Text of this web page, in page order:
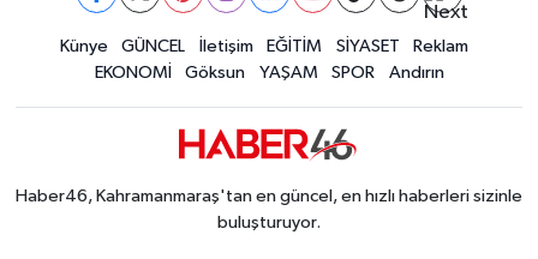
Kahramanmaraş'ta Tarım İçin Su Seferberliği
20:02 |Kahramanmaraş'ta 5 Kilometrelik Yolda Sıcak
Künye GÜNCEL İletişim EĞİTİM SİYASET
Reklam
EKONOMİ
Göksun YAŞAM SPOR Andırın
Haber46, Kahramanmaraş'tan en güncel, en hızlı haberleri sizinle
buluşturuyor.